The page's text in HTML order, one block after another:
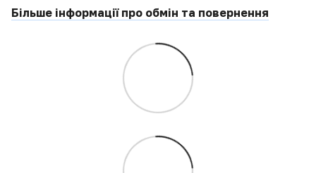
Більше інформації про обмін та повернення